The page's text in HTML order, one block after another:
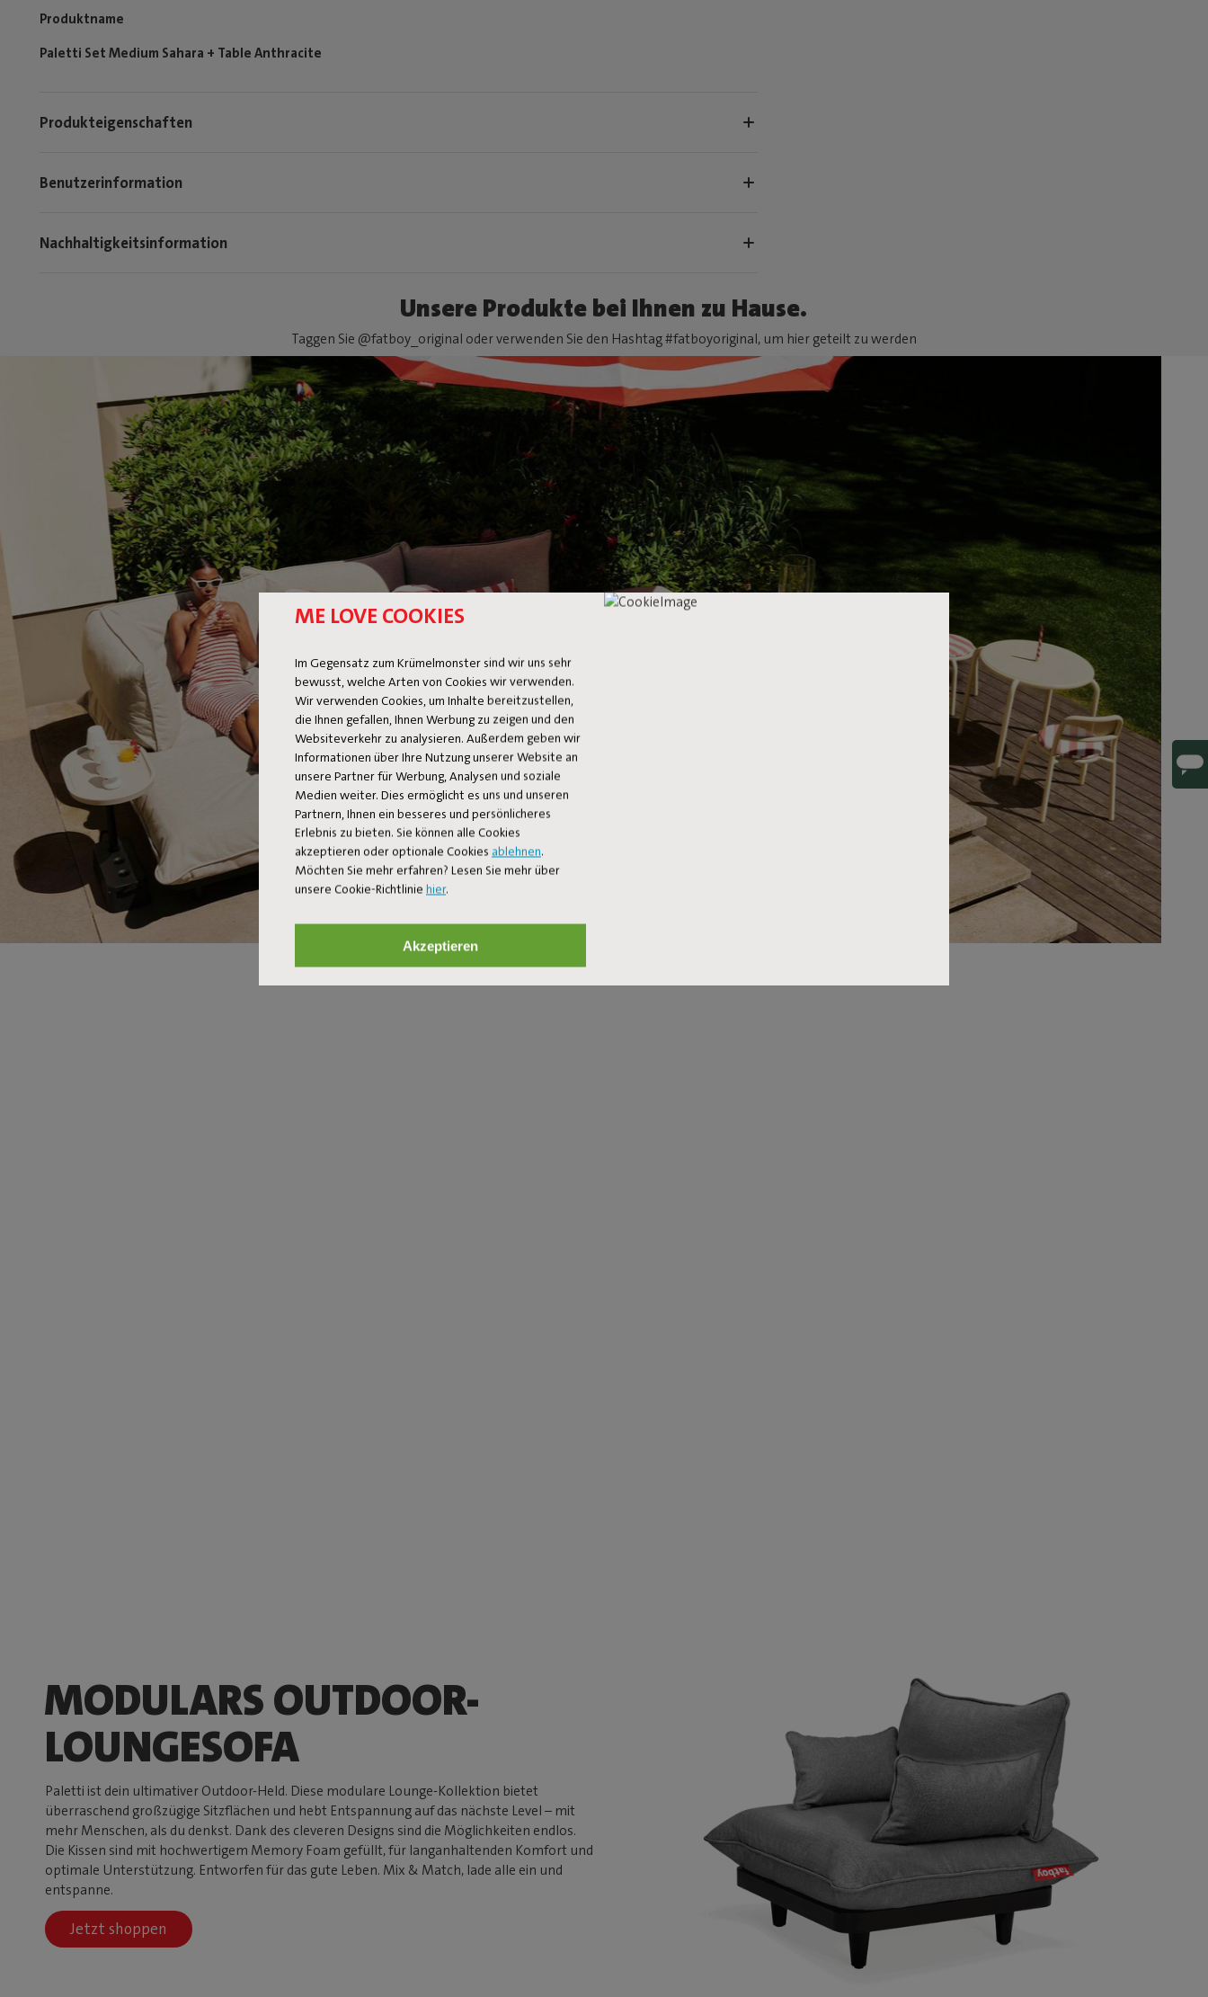
ME LOVE COOKIES
Im Gegensatz zum Krümelmonster sind wir uns sehr
bewusst, welche Arten von Cookies wir verwenden.
Wir verwenden Cookies, um Inhalte bereitzustellen,
die Ihnen gefallen, Ihnen Werbung zu zeigen und den
Websiteverkehr zu analysieren. Außerdem geben wir
Informationen über Ihre Nutzung unserer Website an
unsere Partner für Werbung, Analysen und soziale
Medien weiter. Dies ermöglicht es uns und unseren
Partnern, Ihnen ein besseres und persönlicheres
Erlebnis zu bieten. Sie können alle Cookies
akzeptieren oder optionale Cookies ablehnen.
Möchten Sie mehr erfahren? Lesen Sie mehr über
unsere Cookie-Richtlinie hier.
Akzeptieren
Produktname
Paletti Set Medium Sahara + Table Anthracite
Produkteigenschaften
Benutzerinformation
Nachhaltigkeitsinformation
Unsere Produkte bei Ihnen zu Hause.
Taggen Sie @fatboy_original oder verwenden Sie den Hashtag #fatboyoriginal, um hier geteilt zu werden
MODULARS OUTDOOR-
LOUNGESOFA
Paletti ist dein ultimativer Outdoor-Held. Diese modulare Lounge-Kollektion bietet
überraschend großzügige Sitzflächen und hebt Entspannung auf das nächste Level – mit
mehr Menschen, als du denkst. Dank des cleveren Designs sind die Möglichkeiten endlos.
Die Kissen sind mit hochwertigem Memory Foam gefüllt, für langanhaltenden Komfort und
optimale Unterstützung. Entworfen für das gute Leben. Mix & Match, lade alle ein und
entspanne.
Jetzt shoppen